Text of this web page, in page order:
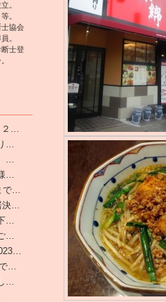
。
。
協会
。
士登
２…
…
…
…
で…
決…
…
…
…
…